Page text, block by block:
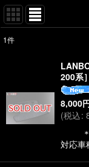
1件
200系］
8,000
(税込:
＊商
対応車